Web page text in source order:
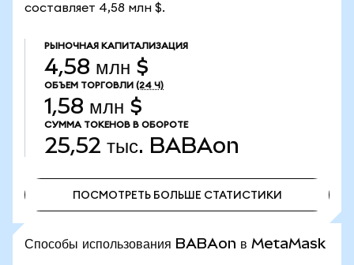
составляет 4,58 млн $.
РЫНОЧНАЯ КАПИТАЛИЗАЦИЯ
4,58 млн $
ОБЪЕМ ТОРГОВЛИ (24 Ч)
1,58 млн $
СУММА ТОКЕНОВ В ОБОРОТЕ
25,52 тыс. BABAon
ПОСМОТРЕТЬ БОЛЬШЕ СТАТИСТИКИ
Способы использования BABAon в MetaMask